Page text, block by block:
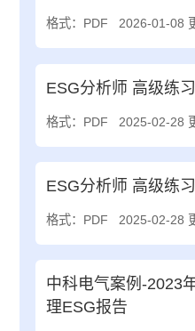
格式：PDF 2026-01-08
ESG分析师 高级练
格式：PDF 2025-02-28
ESG分析师 高级练
格式：PDF 2025-02-28
中科电气案例-2023
理ESG报告